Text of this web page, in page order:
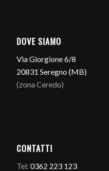
DOVE SIAMO
Via Giorgione 6/8
20831 Seregno (MB)
(zona Ceredo)
CONTATTI
Tel: 0362 223 123